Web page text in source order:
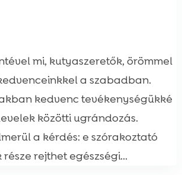
mi, kutyaszeretők, örömmel
a szabadban.
kedvenc tevékenységükké
közötti ugrándozás.
a kérdés: e szórakoztató
rejthet egészségi...